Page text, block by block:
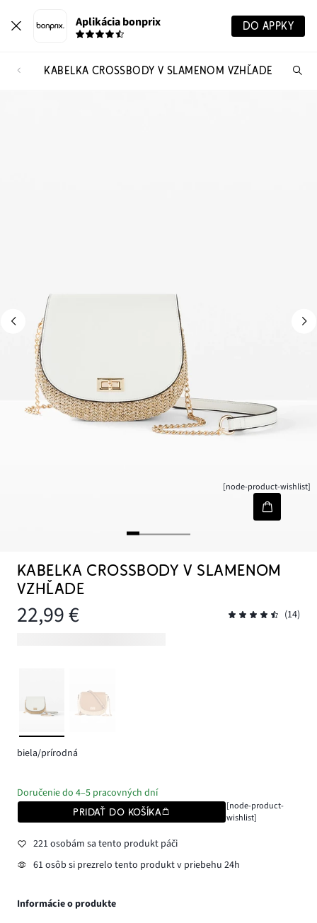
Aplikácia bonprix DO APPKY
KABELKA CROSSBODY V SLAMENOM VZHĽADE
[node-product-wishlist]
KABELKA CROSSBODY V SLAMENOM
VZHĽADE
22,99 € (14)
biela/prírodná
Doručenie do 4–5 pracovných dní
PRIDAŤ DO KOŠÍKA
[node-product-
wishlist]
221 osobám sa tento produkt páči
61 osôb si prezrelo tento produkt v priebehu 24h
Informácie o produkte